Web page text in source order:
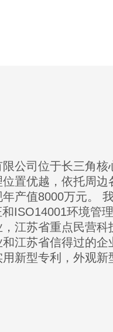
公司位于长三角核
置优越，依托周边
产值8000万元。
ISO14001环境管
江苏省重点民营科
江苏省信得过的企
新型专利，外观新